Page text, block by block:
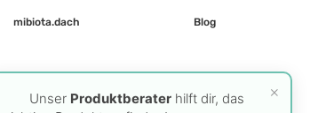
mibiota.dach Blog
×
Unser Produktberater hilft dir, das